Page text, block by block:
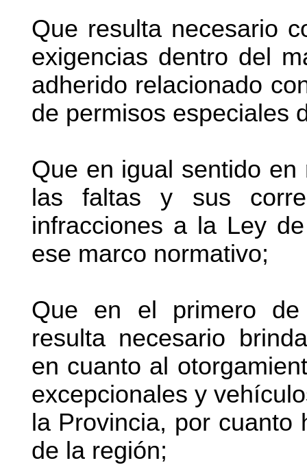
Que resulta necesario
exigencias dentro del
adherido relacionado
de permisos especiales
Que en igual sentido
las faltas y sus
infracciones a la Ley
ese marco normativo;
Que en el primero de
resulta necesario
en cuanto al
excepcionales y
la Provincia, por cuanto
de la región;